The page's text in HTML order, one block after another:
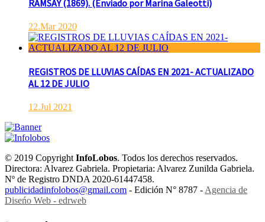
RAMSAY (1869). (Enviado por Marina Galeotti)
22.Mar 2020
REGISTROS DE LLUVIAS CAÍDAS EN 2021- ACTUALIZADO
AL 12 DE JULIO
12.Jul 2021
© 2019 CopyrightInfoLobos. Todos los derechos reservados.
Directora: Alvarez Gabriela. Propietaria: Alvarez Zunilda Gabriela.
Nº de Registro DNDA 2020-61447458.
publicidadinfolobos@gmail.com - Edición N° 8787 -Agencia de
Diseńo Web - edrweb